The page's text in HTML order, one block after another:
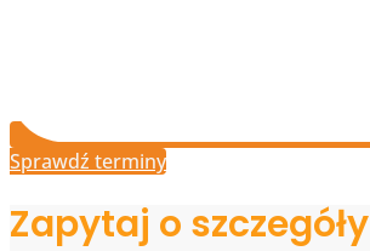
Sprawdź terminy
Zapytaj o szczegóły